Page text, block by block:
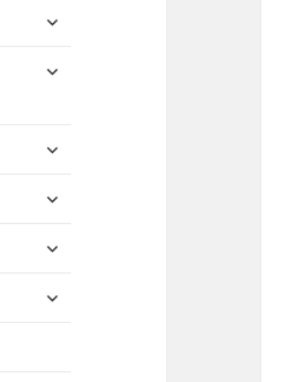
раскрыть
меню
раскрыть
раскрыть
меню
раскрыть
меню
раскрыть
меню
раскрыть